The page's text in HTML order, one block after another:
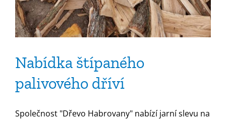
Nabídka štípaného
palivového dříví
Společnost "Dřevo Habrovany" nabízí jarní slevu na